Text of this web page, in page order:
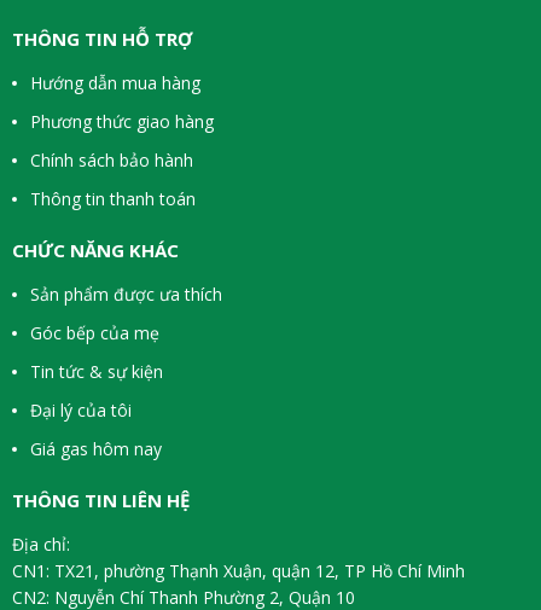
THÔNG TIN HỖ TRỢ
Hướng dẫn mua hàng
Phương thức giao hàng
Chính sách bảo hành
Thông tin thanh toán
CHỨC NĂNG KHÁC
Sản phẩm được ưa thích
Góc bếp của mẹ
Tin tức & sự kiện
Đại lý của tôi
Giá gas hôm nay
THÔNG TIN LIÊN HỆ
Địa chỉ:
CN1: TX21, phường Thạnh Xuận, quận 12, TP Hồ Chí Minh
CN2: Nguyễn Chí Thanh Phường 2, Quận 10